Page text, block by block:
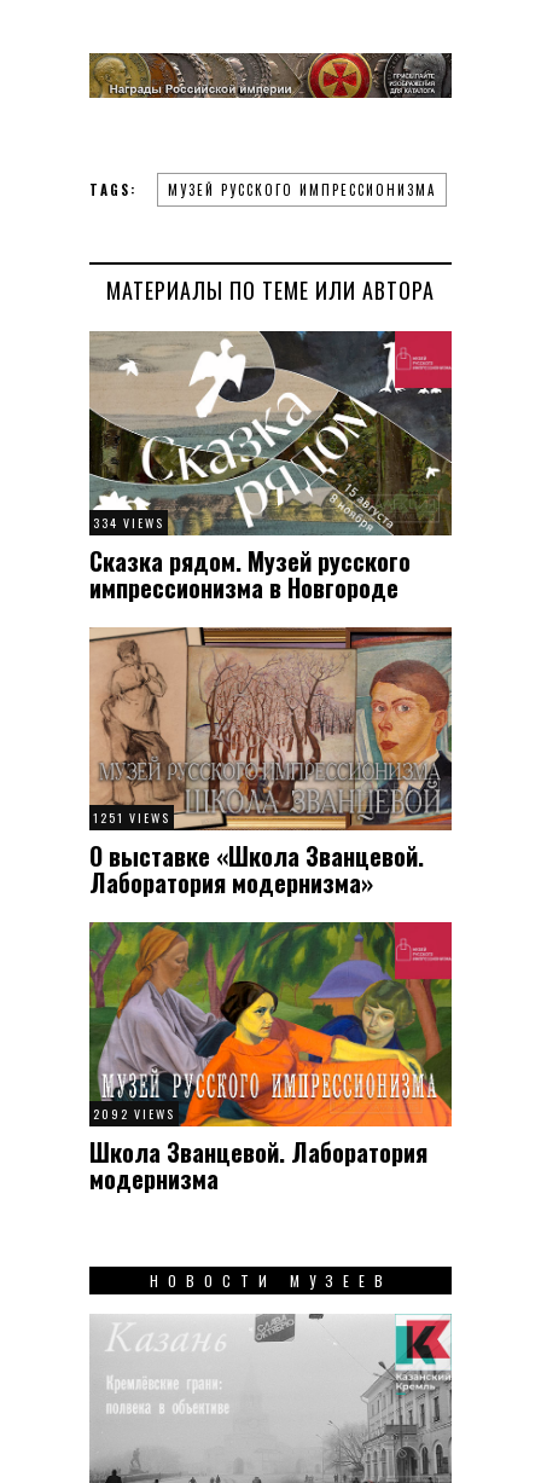
TAGS: МУЗЕЙ РУССКОГО ИМПРЕССИОНИЗМА
МАТЕРИАЛЫ ПО ТЕМЕ ИЛИ АВТОРА
334 VIEWS
Сказка рядом. Музей русского
импрессионизма в Новгороде
1251 VIEWS
О выставке «Школа Званцевой.
Лаборатория модернизма»
2092 VIEWS
Школа Званцевой. Лаборатория
модернизма
НОВОСТИ МУЗЕЕВ